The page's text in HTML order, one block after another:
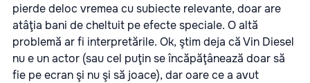
pierde deloc vremea cu subiecte relevante, doar are
atâţia bani de cheltuit pe efecte speciale. O altă
problemă ar fi interpretările. Ok, ştim deja că Vin Diesel
nu e un actor (sau cel puţin se încăpăţânează doar să
fie pe ecran şi nu şi să joace), dar oare ce a avut